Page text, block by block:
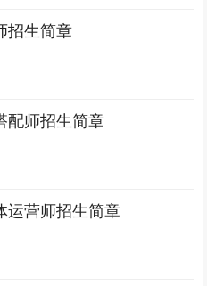
招生简章
配师招生简章
运营师招生简章